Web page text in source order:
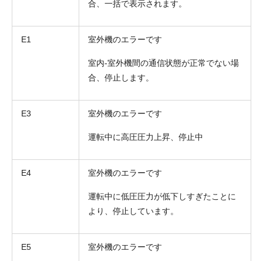
合、一括で表示されます。
E1 室外機のエラーです
室内-室外機間の通信状態が正常でない場
合、停止します。
E3 室外機のエラーです
運転中に高圧圧力上昇、停止中
E4 室外機のエラーです
運転中に低圧圧力が低下しすぎたことに
より、停止しています。
E5 室外機のエラーです